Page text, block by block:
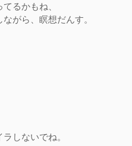
るかもね、
がら、瞑想だんす。
しないでね。